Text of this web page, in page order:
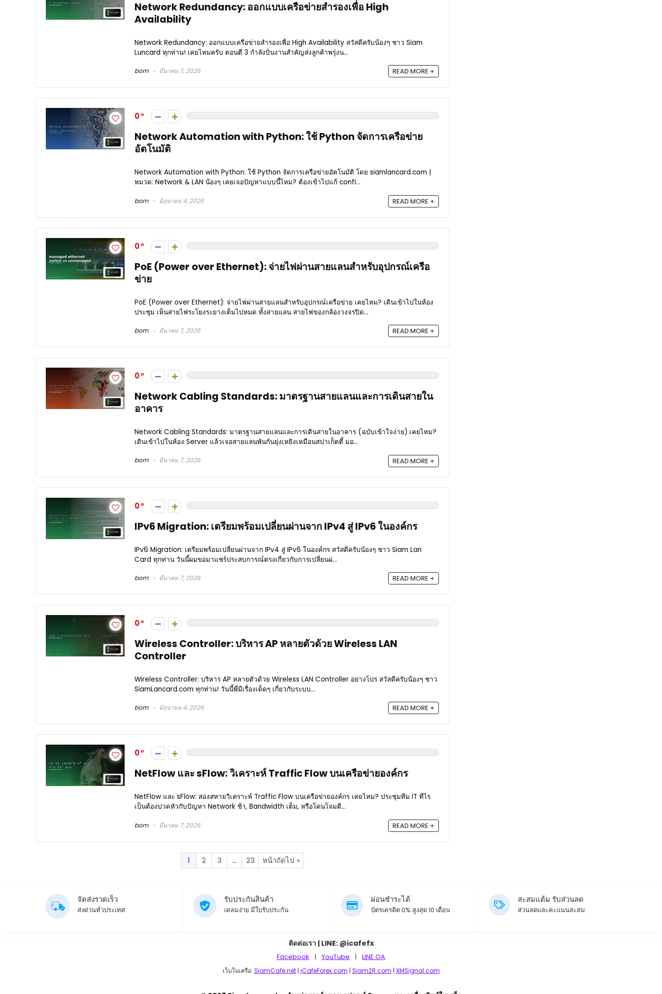
Network Redundancy: ออกแบบเครือข่ายสำรองเพื่อ High
Availability
Network Redundancy: ออกแบบเครือข่ายสำรองเพื่อ High Availability สวัสดีครับน้องๆ ชาว Siam
Luncard ทุกท่าน! เคยไหมครับ ตอนตี 3 กำลังปั่นงานสำคัญส่งลูกค้าพรุ่งน...
bom มีนาคม 7, 2026 READ MORE +
0
Network Automation with Python: ใช้ Python จัดการเครือข่าย
อัตโนมัติ
Network Automation with Python: ใช้ Python จัดการเครือข่ายอัตโนมัติ โดย siamlancard.com |
หมวด: Network & LAN น้องๆ เคยเจอปัญหาแบบนี้ไหม? ต้องเข้าไปแก้ confi...
bom มิถุนายน 4, 2026 READ MORE +
0
PoE (Power over Ethernet): จ่ายไฟผ่านสายแลนสำหรับอุปกรณ์เครือ
ข่าย
PoE (Power over Ethernet): จ่ายไฟผ่านสายแลนสำหรับอุปกรณ์เครือข่าย เคยไหม? เดินเข้าไปในห้อง
ประชุม เห็นสายไฟระโยงระยางเต็มไปหมด ทั้งสายแลน สายไฟของกล้องวงจรปิด...
bom มีนาคม 7, 2026 READ MORE +
0
Network Cabling Standards: มาตรฐานสายแลนและการเดินสายใน
อาคาร
Network Cabling Standards: มาตรฐานสายแลนและการเดินสายในอาคาร (ฉบับเข้าใจง่าย) เคยไหม?
เดินเข้าไปในห้อง Server แล้วเจอสายแลนพันกันยุ่งเหยิงเหมือนสปาเก็ตตี้ มอ...
bom มีนาคม 7, 2026 READ MORE +
0
IPv6 Migration: เตรียมพร้อมเปลี่ยนผ่านจาก IPv4 สู่ IPv6 ในองค์กร
IPv6 Migration: เตรียมพร้อมเปลี่ยนผ่านจาก IPv4 สู่ IPv6 ในองค์กร สวัสดีครับน้องๆ ชาว Siam Lan
Card ทุกท่าน วันนี้ผมขอมาแชร์ประสบการณ์ตรงเกี่ยวกับการเปลี่ยนผ่...
bom มีนาคม 7, 2026 READ MORE +
0
Wireless Controller: บริหาร AP หลายตัวด้วย Wireless LAN
Controller
Wireless Controller: บริหาร AP หลายตัวด้วย Wireless LAN Controller อย่างโปร สวัสดีครับน้องๆ ชาว
SiamLancard.com ทุกท่าน! วันนี้พี่มีเรื่องเด็ดๆ เกี่ยวกับระบบ...
bom มิถุนายน 4, 2026 READ MORE +
0
NetFlow และ sFlow: วิเคราะห์ Traffic Flow บนเครือข่ายองค์กร
NetFlow และ sFlow: สองสหายวิเคราะห์ Traffic Flow บนเครือข่ายองค์กร เคยไหม? ประชุมทีม IT ทีไร
เป็นต้องปวดหัวกับปัญหา Network ช้า, Bandwidth เต็ม, หรือโดนโจมตี...
bom มีนาคม 7, 2026 READ MORE +
1 2 3 … 23 หน้าถัดไป »
จัดส่งรวดเร็ว
ส่งด่วนทั่วประเทศ
รับประกันสินค้า
เคลมง่าย มีใบรับประกัน
ผ่อนชำระได้
บัตรเครดิต 0% สูงสุด 10 เดือน
สะสมแต้ม รับส่วนลด
ส่วนลดและคะแนนสะสม
ติดต่อเรา | LINE: @icafefx
Facebook | YouTube | LINE OA
เว็บในเครือ: SiamCafe.net| iCafeForex.com | Siam2R.com | XMSignal.com